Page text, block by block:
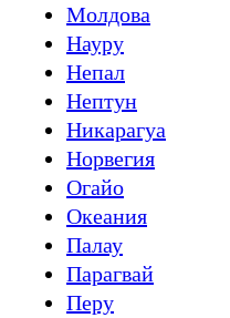
Молдова
Науру
Непал
Нептун
Никарагуа
Норвегия
Огайо
Океания
Палау
Парагвай
Перу